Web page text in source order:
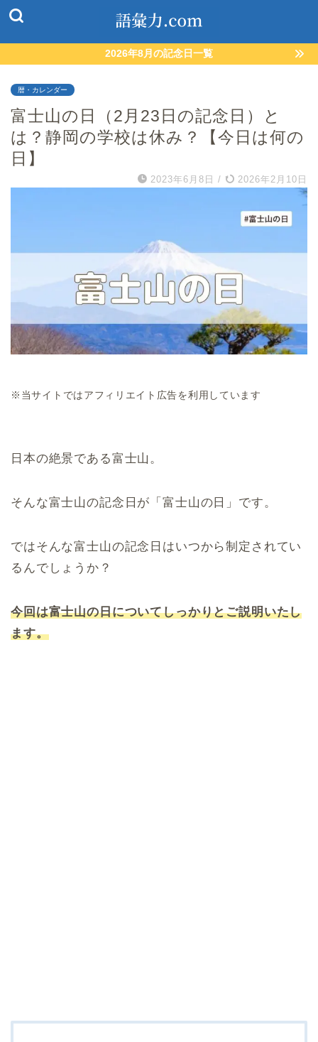
2026年8月の記念日一覧
暦・カレンダー
富士山の日（2月23日の記念日）と
は？静岡の学校は休み？【今日は何の
日】
2023年6月8日 / 2026年2月10日
※当サイトではアフィリエイト広告を利用しています
日本の絶景である富士山。
そんな富士山の記念日が「富士山の日」です。
ではそんな富士山の記念日はいつから制定されてい
るんでしょうか？
今回は富士山の日についてしっかりとご説明いたし
ます。